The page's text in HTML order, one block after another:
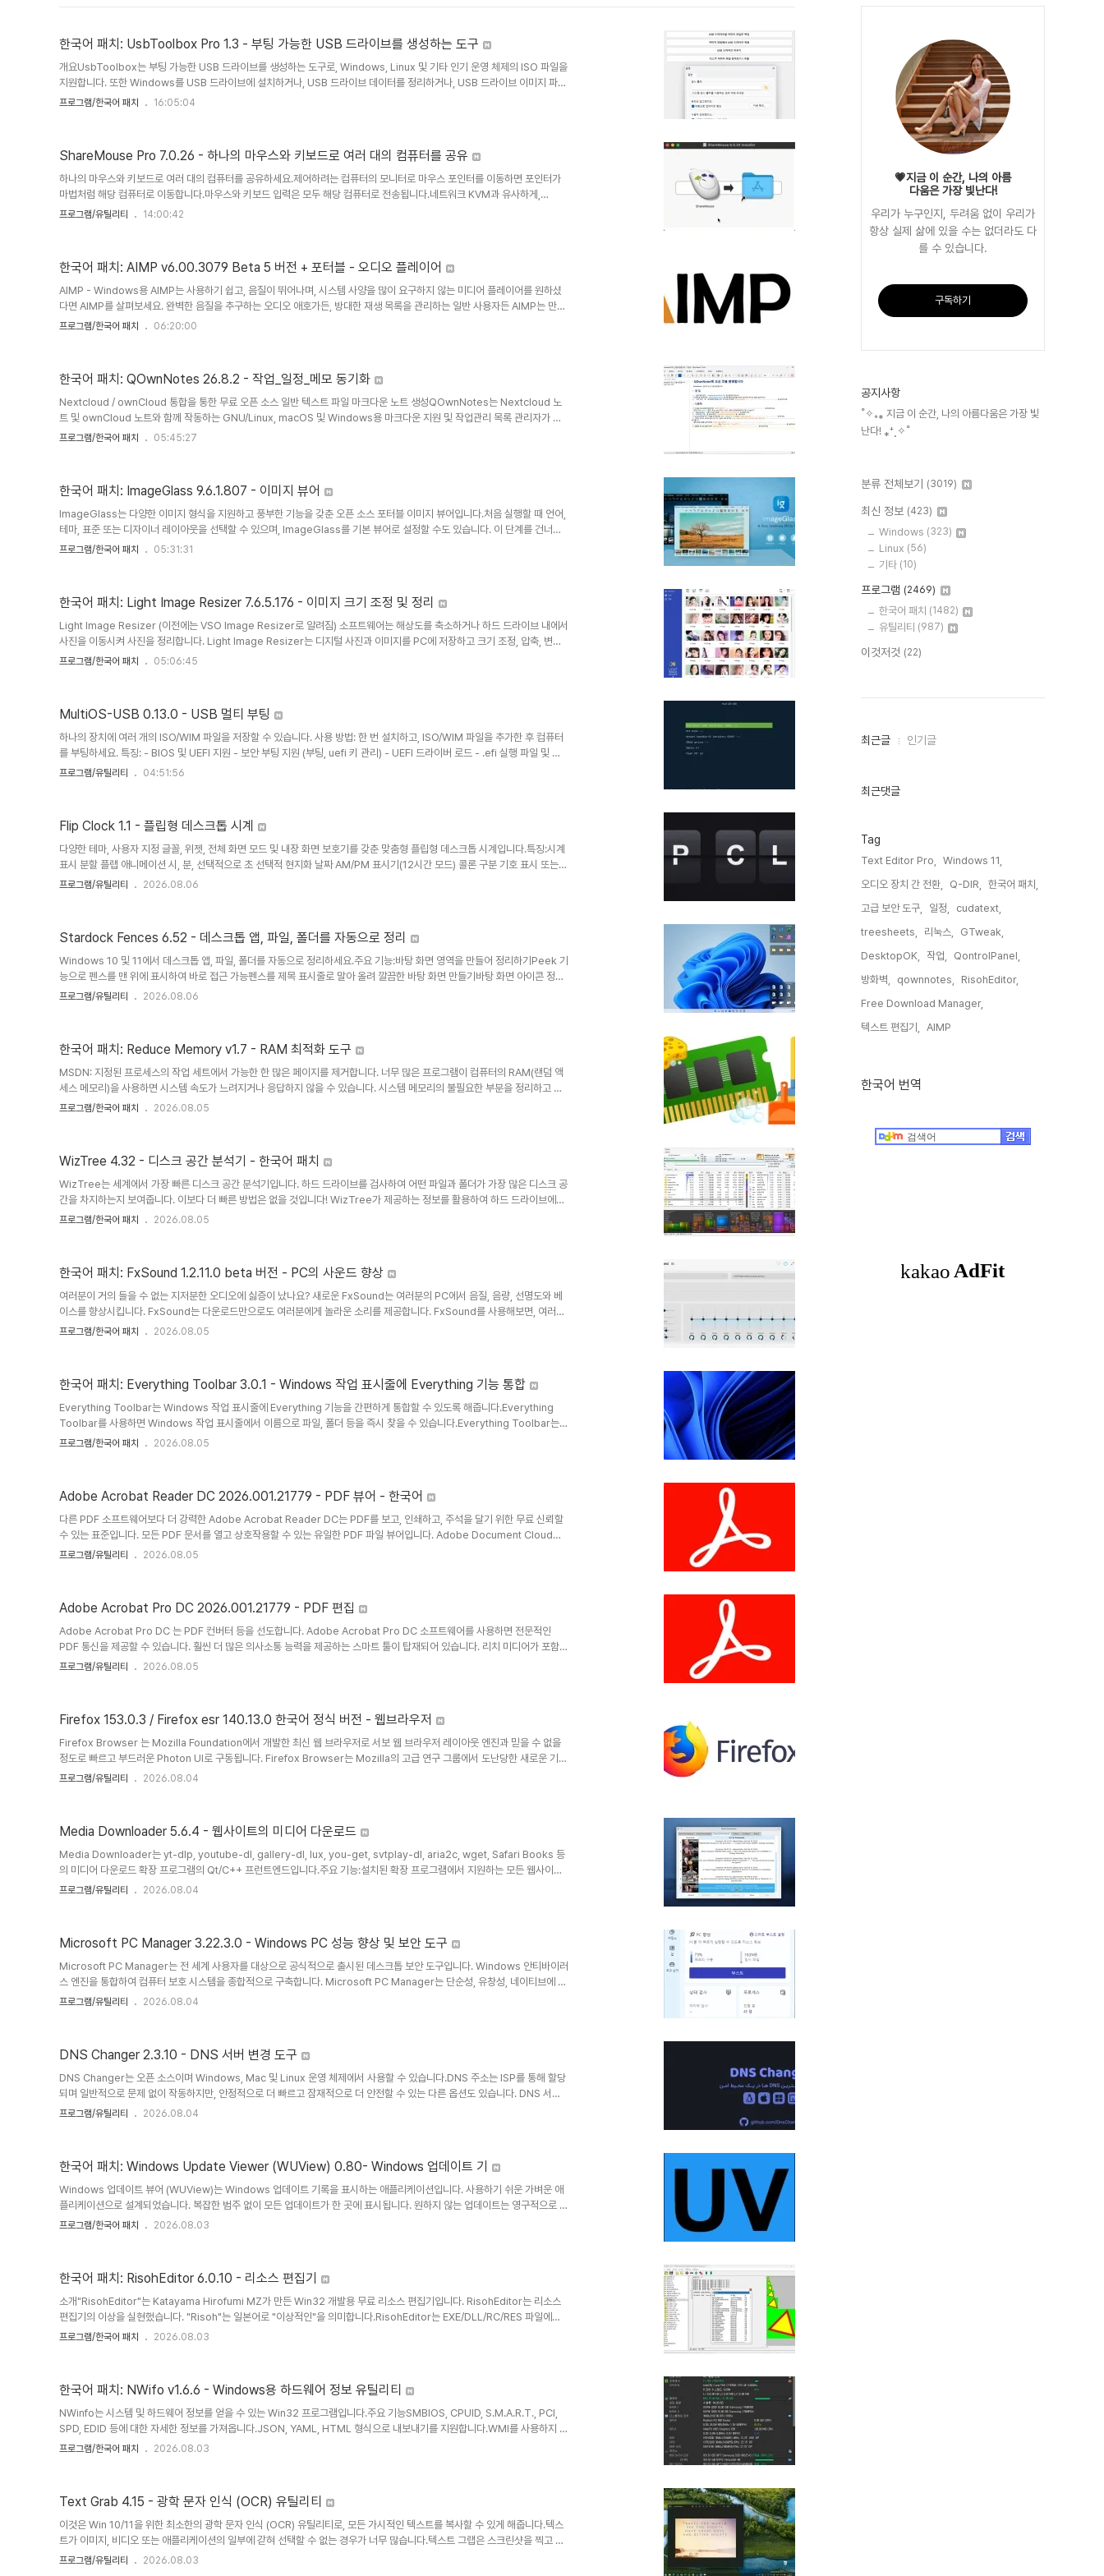
한국어 패치: UsbToolbox Pro 1.3 - 부팅 가능한 USB 드라이브를 생성하는 도구
개요UsbToolbox는 부팅 가능한 USB 드라이브를 생성하는 도구로, Windows, Linux 및 기타 인기 운영 체제의 ISO 파일을
지원합니다. 또한 Windows를 USB 드라이브에 설치하거나, ​​USB 드라이브 데이터를 정리하거나, USB 드라이브 이미지 파일
을 생성하거나, 디스크 이미지 파일을 추출하는 등의 유용한 기능도 제공합니다.주요 기능- ISO 파일로 부팅 가능한 USB 드라
프로그램/한국어 패치 16:05:04
ShareMouse Pro 7.0.26 - 하나의 마우스와 키보드로 여러 대의 컴퓨터를 공유
하나의 마우스와 키보드로 여러 대의 컴퓨터를 공유하세요.제어하려는 컴퓨터의 모니터로 마우스 포인터를 이동하면 포인터가
마법처럼 해당 컴퓨터로 이동합니다.마우스와 키보드 입력은 모두 해당 컴퓨터로 전송됩니다.네트워크 KVM과 유사하게,
ShareMouse는 로컬 LAN을 통해 마우스 움직임과 클릭을 전송합니다. 모든 트래픽은 비밀번호로 보호하고 AES 암호화할 수
프로그램/유틸리티 14:00:42
한국어 패치: AIMP v6.00.3079 Beta 5 버전 + 포터블 - 오디오 플레이어
AIMP - Windows용 AIMP는 사용하기 쉽고, 음질이 뛰어나며, 시스템 사양을 많이 요구하지 않는 미디어 플레이어를 원하셨
다면 AIMP를 살펴보세요. 완벽한 음질을 추구하는 오디오 애호가든, 방대한 재생 목록을 관리하는 일반 사용자든 AIMP는 만족
스러운 경험을 제공합니다. 오디오 플레이어 중 AIMP처럼 간편함과 세련됨의 완벽한 균형을 이룬 제품은 드뭅니다. 가볍지만 강
프로그램/한국어 패치 06:20:00
한국어 패치: QOwnNotes 26.8.2 - 작업_일정_메모 동기화
Nextcloud / ownCloud 통합을 통한 무료 오픈 소스 일반 텍스트 파일 마크다운 노트 생성QOwnNotes는 Nextcloud 노
트 및 ownCloud 노트와 함께 작동하는 GNU/Linux, macOS 및 Windows용 마크다운 지원 및 작업관리 목록 관리자가 있
는 오픈 소스 메모장입니다.QOwnNotes를 사용하여 생각을 기록하고 나중에 Android용 Nextcloud 노트 또는
프로그램/한국어 패치 05:45:27
한국어 패치: ImageGlass 9.6.1.807 - 이미지 뷰어
ImageGlass는 다양한 이미지 형식을 지원하고 풍부한 기능을 갖춘 오픈 소스 포터블 이미지 뷰어입니다.처음 실행할 때 언어,
테마, 표준 또는 디자이너 레이아웃을 선택할 수 있으며, ImageGlass를 기본 뷰어로 설정할 수도 있습니다. 이 단계를 건너뛰
고 나중에 설정에서 원하는 대로 변경할 수도 있습니다. 다만, 디자이너 레이아웃은 찾을 수 없었습니다. 추가 테마는 공식 웹사
프로그램/한국어 패치 05:31:31
한국어 패치: Light Image Resizer 7.6.5.176 - 이미지 크기 조정 및 정리
Light Image Resizer (이전에는 VSO Image Resizer로 알려짐) 소프트웨어는 해상도를 축소하거나 하드 드라이브 내에서
사진을 이동시켜 사진을 정리합니다. Light Image Resizer는 디지털 사진과 이미지를 PC에 저장하고 크기 조정, 압축, 변환,
복사본 생성, 썸네일 생성, 사진 가져오기 또는 정리를 원하는 사람들에게 완벽한 도구입니다.이 무료 크기 조정 이미지 소프트웨
프로그램/한국어 패치 05:06:45
MultiOS-USB 0.13.0 - USB 멀티 부팅
하나의 장치에 여러 개의 ISO/WIM 파일을 저장할 수 있습니다. 사용 방법: 한 번 설치하고, ISO/WIM 파일을 추가한 후 컴퓨터
를 부팅하세요. 특징: - BIOS 및 UEFI 지원 - 보안 부팅 지원 (부팅, uefi 키 관리) - UEFI 드라이버 로드 - .efi 실행 파일 및 기
타 부트 로더 실행 - .iso 파일에서 Linux 부팅 - 부팅 가능한 .wim 이미지에서 WinPE 부팅 - ISO에서 Windows 10/11 설치
프로그램/유틸리티 04:51:56
Flip Clock 1.1 - 플립형 데스크톱 시계
다양한 테마, 사용자 지정 글꼴, 위젯, 전체 화면 모드 및 내장 화면 보호기를 갖춘 맞춤형 플립형 데스크톱 시계입니다.특징:시계
표시 분할 플랩 애니메이션 시, 분, 선택적으로 초 선택적 현지화 날짜 AM/PM 표시기(12시간 모드) 콜론 구분 기호 표시 또는
숨기기 Windows 시스템 시계와 동기화됨형식 및 내용 24시간 또는 12시간 형식 초 표시 또는 숨기기 카드당 두 자리 숫자 또
프로그램/유틸리티 2026.08.06
Stardock Fences 6.52 - 데스크톱 앱, 파일, 폴더를 자동으로 정리
Windows 10 및 11에서 데스크톱 앱, 파일, 폴더를 자동으로 정리하세요.주요 기능:바탕 화면 영역을 만들어 정리하기Peek 기
능으로 펜스를 맨 위에 표시하여 바로 접근 가능펜스를 제목 표시줄로 말아 올려 깔끔한 바탕 화면 만들기바탕 화면 아이콘 정리
규칙 정의하기여러 페이지의 펜스 사이를 스와이프하여 이동하기Windows 10 및 Windows 11 테마에 맞춰 디자인됨기능
프로그램/유틸리티 2026.08.06
한국어 패치: Reduce Memory v1.7 - RAM 최적화 도구
MSDN: 지정된 프로세스의 작업 세트에서 가능한 한 많은 페이지를 제거합니다. 너무 많은 프로그램이 컴퓨터의 RAM(랜덤 액
세스 메모리)을 사용하면 시스템 속도가 느려지거나 응답하지 않을 수 있습니다. 시스템 메모리의 불필요한 부분을 정리하고 시
스템을 다시 원활하게 실행하려면 "메모리 줄이기"를 사용하십시오. 이렇게 하면 Windows에서 RAM 메모리가 약간 확보됩니
프로그램/한국어 패치 2026.08.05
WizTree 4.32 - 디스크 공간 분석기 - 한국어 패치
WizTree는 세계에서 가장 빠른 디스크 공간 분석기입니다. 하드 드라이브를 검사하여 어떤 파일과 폴더가 가장 많은 디스크 공
간을 차지하는지 보여줍니다. 이보다 더 빠른 방법은 없을 것입니다! WizTree가 제공하는 정보를 활용하여 하드 드라이브에서
"공간 낭비"를 신속하게 찾아 제거하세요. WizTree는 NTFS로 포맷된 하드 드라이브에서 마스터 파일 테이블(MFT)을 직접
프로그램/한국어 패치 2026.08.05
한국어 패치: FxSound 1.2.11.0 beta 버전 - PC의 사운드 향상
여러분이 거의 들을 수 없는 지저분한 오디오에 싫증이 났나요? 새로운 FxSound는 여러분의 PC에서 음질, 음량, 선명도와 베
이스를 향상시킵니다. FxSound는 다운로드만으로도 여러분에게 놀라운 소리를 제공합니다. FxSound를 사용해보면, 여러분
에게 적합한지 알게 될 것입니다. 대부분의 사람들은 더 나은 오디오 소프트웨어/하드웨어를 사용해 보기 전에는 자신의 사운드
프로그램/한국어 패치 2026.08.05
한국어 패치: Everything Toolbar 3.0.1 - Windows 작업 표시줄에 Everything 기능 통합
Everything Toolbar는 Windows 작업 표시줄에 Everything 기능을 간편하게 통합할 수 있도록 해줍니다.Everything
Toolbar를 사용하면 Windows 작업 표시줄에서 이름으로 파일, 폴더 등을 즉시 찾을 수 있습니다.Everything Toolbar는
파일 색인 생성, 검색, 그리고 다른 사람과의 간편한 파일 공유 기능을 제공합니다.Everything Toolbar 사용 방법:● 다운로드
프로그램/한국어 패치 2026.08.05
Adobe Acrobat Reader DC 2026.001.21779 - PDF 뷰어 - 한국어
다른 PDF 소프트웨어보다 더 강력한 Adobe Acrobat Reader DC는 PDF를 보고, 인쇄하고, 주석을 달기 위한 무료 신뢰할
수 있는 표준입니다. 모든 PDF 문서를 열고 상호작용할 수 있는 유일한 PDF 파일 뷰어입니다. Adobe Document Cloud에
연결되어 있어 컴퓨터와 모바일 기기에서 PDF 작업이 그 어느 때보다 쉬워졌습니다. 모든 유형의 PDF 콘텐츠를 보고, 상호작용
프로그램/유틸리티 2026.08.05
Adobe Acrobat Pro DC 2026.001.21779 - PDF 편집
Adobe Acrobat Pro DC 는 PDF 컨버터 등을 선도합니다. Adobe Acrobat Pro DC 소프트웨어를 사용하면 전문적인
PDF 통신을 제공할 수 있습니다. 훨씬 더 많은 의사소통 능력을 제공하는 스마트 툴이 탑재되어 있습니다. 리치 미디어가 포함된
PDF 파일을 만들고 편집하며, 정보를 보다 안전하게 공유하고, 보다 효율적으로 피드백을 수집할 수 있습니다.Adobe
프로그램/유틸리티 2026.08.05
Firefox 153.0.3 / Firefox esr 140.13.0 한국어 정식 버전 - 웹브라우저
Firefox Browser 는 Mozilla Foundation에서 개발한 최신 웹 브라우저로 서보 웹 브라우저 레이아웃 엔진과 믿을 수 없을
정도로 빠르고 부드러운 Photon UI로 구동됩니다. Firefox Browser는 Mozilla의 고급 연구 그룹에서 도난당한 새로운 기술
로 완벽하게 정비된 핵심 엔진에 구축된 Gecko의 기존 Firefox보다 두 배 이상 빠른 속도로 작동하고 있으며, 수 톤의 페이지
프로그램/유틸리티 2026.08.04
Media Downloader 5.6.4 - 웹사이트의 미디어 다운로드
Media Downloader는 yt-dlp, youtube-dl, gallery-dl, lux, you-get, svtplay-dl, aria2c, wget, Safari Books 등
의 미디어 다운로드 확장 프로그램의 Qt/C++ 프런트엔드입니다.주요 기능:설치된 확장 프로그램에서 지원하는 모든 웹사이트
의 미디어를 다운로드할 수 있습니다.다양한 형식의 미디어를 다운로드할 때 사용할 수 있는 사전 설정 옵션 목록을 제공하며, 사
프로그램/유틸리티 2026.08.04
Microsoft PC Manager 3.22.3.0 - Windows PC 성능 향상 및 보안 도구
Microsoft PC Manager는 전 세계 사용자를 대상으로 공식적으로 출시된 데스크톱 보안 도구입니다. Windows 안티바이러
스 엔진을 통합하여 컴퓨터 보호 시스템을 종합적으로 구축합니다. Microsoft PC Manager는 단순성, 유창성, 네이티브에 가
깝고 효율적이고 안전하며 방해 없이 순수하다는 네 가지 제품 개념을 준수합니다. 사용자의 고충 사항을 바탕으로 악성 시스템
프로그램/유틸리티 2026.08.04
DNS Changer 2.3.10 - DNS 서버 변경 도구
DNS Changer는 오픈 소스이며 Windows, Mac 및 Linux 운영 체제에서 사용할 수 있습니다.DNS 주소는 ISP를 통해 할당
되며 일반적으로 문제 없이 작동하지만, 안정적으로 더 빠르고 잠재적으로 더 안전할 수 있는 다른 옵션도 있습니다. DNS 서버
를 변경하는 데는 수작업으로 많은 시간이 걸리지 않으며, 일부는 이 옵션을 선호할 수 있습니다. 하지만 여러 다른 DNS 서버와
프로그램/유틸리티 2026.08.04
한국어 패치: Windows Update Viewer (WUView) 0.80- Windows 업데이트 기
Windows 업데이트 뷰어 (WUView)는 Windows 업데이트 기록을 표시하는 애플리케이션입니다. 사용하기 쉬운 가벼운 애
플리케이션으로 설계되었습니다. 복잡한 범주 없이 모든 업데이트가 한 곳에 표시됩니다. 원하지 않는 업데이트는 영구적으로 제
외하거나 일시적으로 필터링할 수 있습니다.WUView는 Windows 업데이트 에이전트 API와 Windows 이벤트 로그를 사용
프로그램/한국어 패치 2026.08.03
한국어 패치: RisohEditor 6.0.10 - 리소스 편집기
소개"RisohEditor"는 Katayama Hirofumi MZ가 만든 Win32 개발용 무료 리소스 편집기입니다. RisohEditor는 리소스
편집기의 이상을 실현했습니다. "Risoh"는 일본어로 "이상적인"을 의미합니다.RisohEditor는 EXE/DLL/RC/RES 파일에서
리소스 데이터를 추가, 편집, 추출, 복제 및 제거할 수 있습니다.RisohEditor를 사용하여 Windows 리소스 (대화 상자, 메뉴,
프로그램/한국어 패치 2026.08.03
한국어 패치: NWifo v1.6.6 - Windows용 하드웨어 정보 유틸리티
NWinfo는 시스템 및 하드웨어 정보를 얻을 수 있는 Win32 프로그램입니다.주요 기능SMBIOS, CPUID, S.M.A.R.T., PCI,
SPD, EDID 등에 대한 자세한 정보를 가져옵니다.JSON, YAML, HTML 형식으로 내보내기를 지원합니다.WMI를 사용하지 않
고 직접 정보를 수집합니다.한국어 번역: VenusGirl공식 홈페이지안정 버전: NWinfo.zip 라이트 버전:
프로그램/한국어 패치 2026.08.03
Text Grab 4.15 - 광학 문자 인식 (OCR) 유틸리티
이것은 Win 10/11을 위한 최소한의 광학 문자 인식 (OCR) 유틸리티로, 모든 가시적인 텍스트를 복사할 수 있게 해줍니다.텍스
트가 이미지, 비디오 또는 애플리케이션의 일부에 갇혀 선택할 수 없는 경우가 너무 많습니다.텍스트 그랩은 스크린샷을 찍고 그
이미지를 OCR 엔진으로 전달한 다음, 텍스트를 클립보드에 넣어 어디서나 사용할 수 있도록 합니다.OCR은 Windows API를
프로그램/유틸리티 2026.08.03
💗지금 이 순간, 나의 아름
다움은 가장 빛난다!
우리가 누구인지, 두려움 없이 우리가
항상 실제 삶에 있을 수는 없더라도 다
를 수 있습니다.
구독하기
공지사항
˚✧₊⁎ 지금 이 순간, 나의 아름다움은 가장 빛
난다! ⁎⁺˳✧˚
분류 전체보기 (3019)
최신 정보 (423)
Windows (323)
Linux (56)
기타 (10)
프로그램 (2469)
한국어 패치 (1482)
유틸리티 (987)
이것저것 (22)
최
인
최근글 인기글
최근댓글
Tag
Text Editor Pro,
Windows 11,
오디오 장치 간 전환,
Q-DIR,
한국어 패치,
고급 보안 도구,
일정,
cudatext,
treesheets,
리눅스,
GTweak,
DesktopOK,
작업,
QontrolPanel,
방화벽,
qownnotes,
RisohEditor,
Free Download Manager,
텍스트 편집기,
AIMP,
한국어 번역